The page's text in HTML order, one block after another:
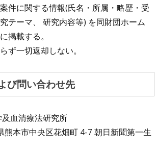
件に関する情報(氏名・所属・略歴・受
テーマ、 研究内容等) を同財団ホーム
掲載する。
ず一切返却しない。
び問い合わせ先
血清療法研究所
熊本市中央区花畑町 4-7 朝日新聞第一生